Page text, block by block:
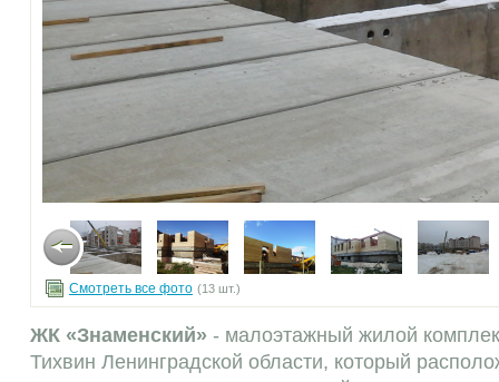
Смотреть все фото (13 шт.)
ЖК «Знаменский» - малоэтажный жилой
Тихвин Ленинградской области, который